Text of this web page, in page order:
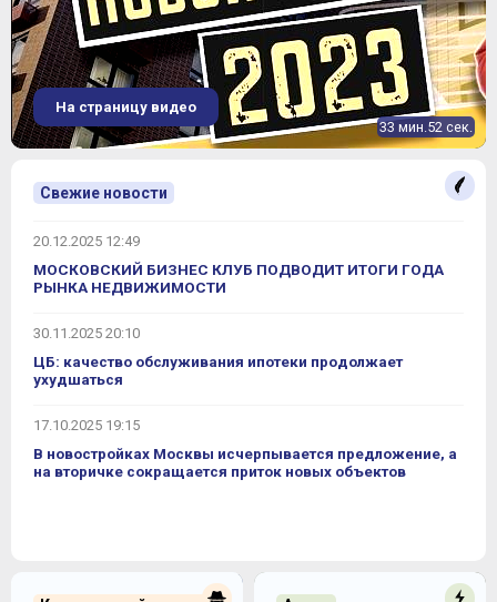
33 мин.52 сек.
На страницу видео
Свежие новости
20.12.2025 12:49
МОСКОВСКИЙ БИЗНЕС КЛУБ ПОДВОДИТ ИТОГИ ГОДА
РЫНКА НЕДВИЖИМОСТИ
30.11.2025 20:10
ЦБ: качество обслуживания ипотеки продолжает
ухудшаться
17.10.2025 19:15
В новостройках Москвы исчерпывается предложение, а
на вторичке сокращается приток новых объектов